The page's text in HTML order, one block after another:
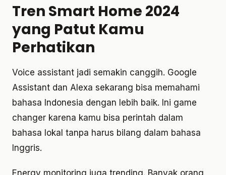
Tren Smart Home 2024
yang Patut Kamu
Perhatikan
Voice assistant jadi semakin canggih. Google
Assistant dan Alexa sekarang bisa memahami
bahasa Indonesia dengan lebih baik. Ini game
changer karena kamu bisa perintah dalam
bahasa lokal tanpa harus bilang dalam bahasa
Inggris.
Energy monitoring juga trending. Banyak orang